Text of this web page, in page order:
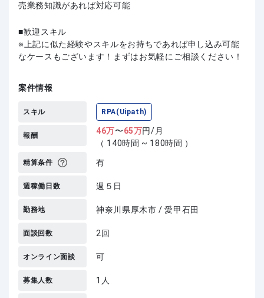
売業務知識があれば対応可能
歓迎スキル
上記に似た経験やスキルをお持ちであれば申し込み可能
なケースもございます！まずはお気軽にご相談ください！
案件情報
スキル RPA(Uipath)
報酬 46万〜65万円/月
（ 140時間 ~ 180時間 ）
精算条件 有
週稼働日数 週５日
勤務地 神奈川県厚木市 / 愛甲石田
面談回数 2回
オンライン面談 可
募集人数 1人